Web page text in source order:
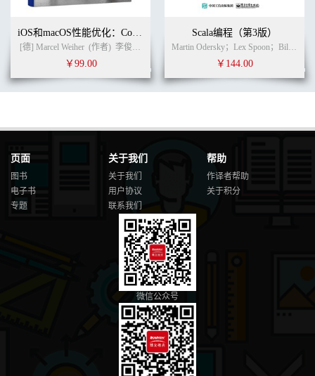
iOS和macOS性能优化：Cocoa、Cocoa Touch、Objective-C和Swift
[德] Marcel Weiher (作者) 李俊阳 马超 程伟 孙莹 译 (译者)
￥99.00
Scala编程（第3版）
Martin Odersky；Lex Spoon；Bill Venners (作者)
￥144.00
页面
图书
电子书
专题
关于我们
关于我们
用户协议
联系我们
帮助
作译者帮助
关于积分
微信公众号